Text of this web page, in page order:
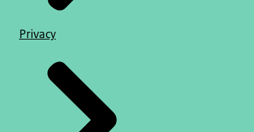
Privacy